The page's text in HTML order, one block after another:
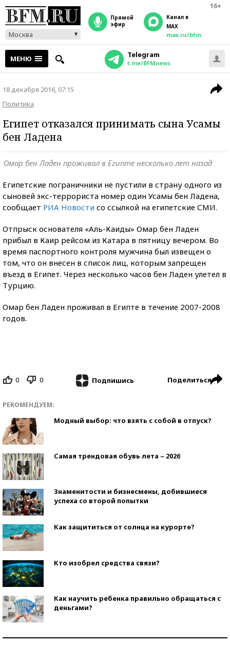
16+
Москва
прямой
эфир
Канал в
MAX
max.ru/bfm
МЕНЮ Telegram
t.me/BFMnews
18 декабря 2016, 07:15
Политика
Египет отказался принимать сына Усамы
бен Ладена
Омар бен Ладен проживал в Египте несколько лет назад
Египетские пограничники не пустили в страну одного из
сыновей экс-террориста номер один Усамы бен Ладена,
сообщает РИА Новости со ссылкой на египетские СМИ.
Отпрыск основателя «Аль-Каиды» Омар бен Ладен
прибыл в Каир рейсом из Катара в пятницу вечером. Во
время паспортного контроля мужчина был извещен о
том, что он внесен в список лиц, которым запрещен
въезд в Египет. Через несколько часов бен Ладен улетел в
Турцию.
Омар бен Ладен проживал в Египте в течение 2007-2008
годов.
0 0 Подпишись Поделиться
РЕКОМЕНДУЕМ:
Модный выбор: что взять с собой в отпуск?
Самая трендовая обувь лета – 2026
Знаменитости и бизнесмены, добившиеся
успеха со второй попытки
Как защититься от солнца на курорте?
Кто изобрел средства связи?
Как научить ребенка правильно обращаться с
деньгами?